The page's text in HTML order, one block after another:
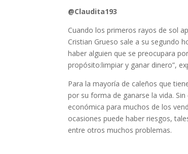
@Claudita193
Cuando los primeros rayos de sol
Cristian Grueso sale a su segundo
haber alguien que se preocupara
propósito:limpiar y ganar dinero”,
Para la mayoría de caleños que
por su forma de ganarse la vida.
económica para muchos de los
ocasiones puede haber riesgos,
entre otros muchos problemas.